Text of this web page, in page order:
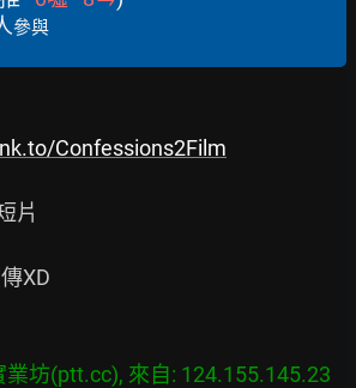
參與
Confessions2Film
片
XD
坊(ptt.cc), 來自: 124.155.145.23